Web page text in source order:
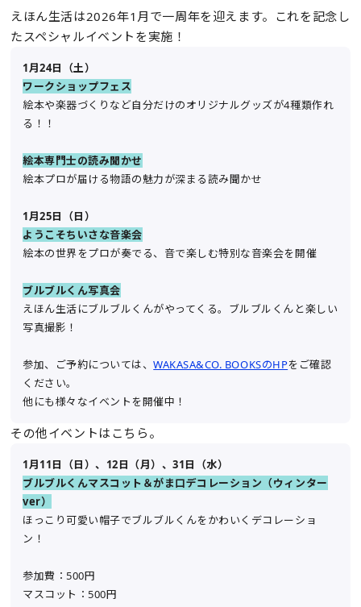
えほん生活は2026年1月で一周年を迎えます。これを記念し
たスペシャルイベントを実施！
1月24日（土）
ワークショップフェス
絵本や楽器づくりなど自分だけのオリジナルグッズが4種類作れ
る！！
絵本専門士の読み聞かせ
絵本プロが届ける物語の魅力が深まる読み聞かせ
1月25日（日）
ようこそちいさな音楽会
絵本の世界をプロが奏でる、音で楽しむ特別な音楽会を開催
ブルブルくん写真会
えほん生活にブルブルくんがやってくる。ブルブルくんと楽しい
写真撮影！
参加、ご予約については、WAKASA&CO. BOOKSのHPをご確認
ください。
他にも様々なイベントを開催中！
その他イベントはこちら。
1月11日（日）、12日（月）、31日（水）
ブルブルくんマスコット＆がま口デコレーション（ウィンター
ver）
ほっこり可愛い帽子でブルブルくんをかわいくデコレーショ
ン！
参加費：500円
マスコット：500円